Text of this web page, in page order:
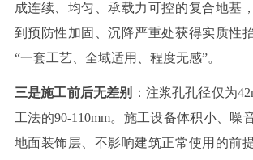
成连续、均匀、承载力可控的复合地基
到预防性加固、沉降严重处获得实质性
“一套工艺、全域适用、程度无感”。
三是施工前后无差别 ： 注浆孔孔径仅为
工法的90-110mm。施工设备体积小、噪
地面装饰层、不影响建筑正常使用的前